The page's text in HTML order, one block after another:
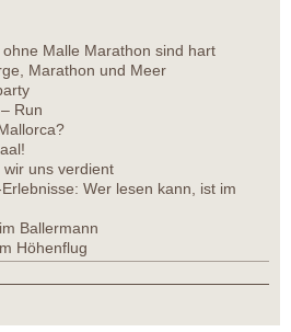
Malle Marathon sind hart
Marathon und Meer
Run
wir uns verdient
Wer lesen kann, ist im
Ballermann
Höhenflug